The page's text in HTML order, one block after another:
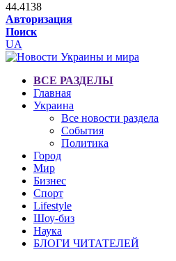
44.4138
Авторизация
Поиск
UA
ВСЕ РАЗДЕЛЫ
Главная
Украина
Все новости раздела
События
Политика
Город
Мир
Бизнес
Спорт
Lifestyle
Шоу-биз
Наука
БЛОГИ ЧИТАТЕЛЕЙ